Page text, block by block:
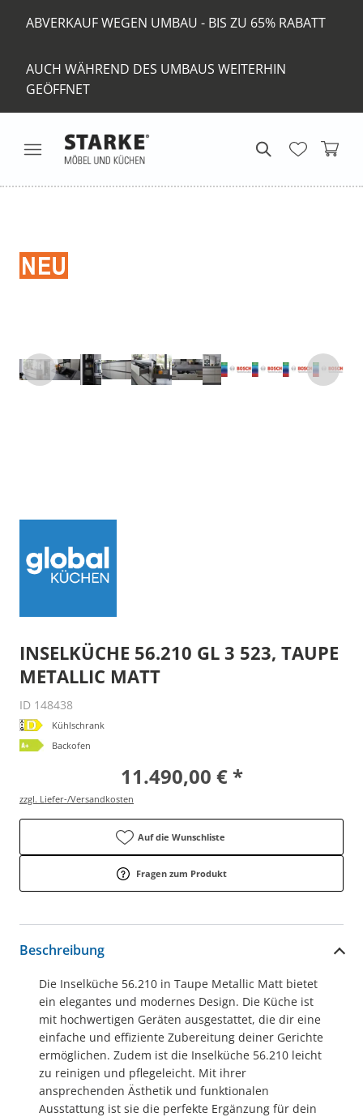
ABVERKAUF WEGEN UMBAU - BIS ZU 65% RABATT
AUCH WÄHREND DES UMBAUS WEITERHIN
GEÖFFNET
INSELKÜCHE 56.210 GL 3 523, TAUPE
METALLIC MATT
ID 148438
Kühlschrank
Backofen
11.490,00 € *
zzgl. Liefer-/Versandkosten
Auf die Wunschliste
Fragen zum Produkt
Beschreibung
Die Inselküche 56.210 in Taupe Metallic Matt bietet
ein elegantes und modernes Design. Die Küche ist
mit hochwertigen Geräten ausgestattet, die dir eine
einfache und effiziente Zubereitung deiner Gerichte
ermöglichen. Zudem ist die Inselküche 56.210 leicht
zu reinigen und pflegeleicht. Mit ihrer
ansprechenden Ästhetik und funktionalen
Ausstattung ist sie die perfekte Ergänzung für dein